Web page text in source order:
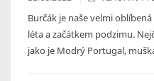
Burčák je naše velmi
léta a začátkem podzimu.
jako je Modrý Portugal,